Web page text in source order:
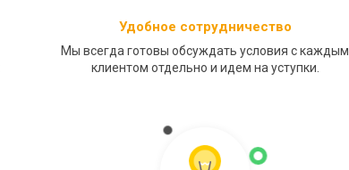
Удобное сотрудничество
Мы всегда готовы обсуждать условия с каждым
клиентом отдельно и идем на уступки.